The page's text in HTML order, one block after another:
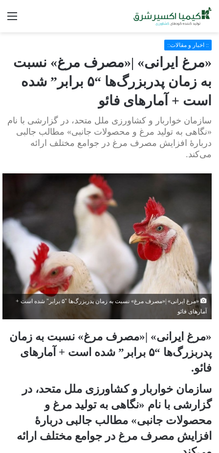
:: اخبار و مقالات::
«مرغ ایرانی» |«مصرف مرغ» نسبت
به زمان پدربزرگ‌ها “۵ برابر” شده
است + آمارهای فائو
سازمان خواربار و کشاورزی ملل متحد، در گزارشی با نام
«نگاهی به تولید مرغ و محصولات جانبی» مطالب جالبی
دربارۀ افزایش مصرف مرغ در جوامع مختلف ارائه
می‌کند.
«مرغ ایرانی» |«مصرف مرغ» نسبت به زمان پدربزرگ‌ها "۵ برابر" شده است +
آمارهای فائو
«مرغ ایرانی» |«مصرف مرغ» نسبت به زمان
پدربزرگ‌ها “۵ برابر” شده است + آمارهای
فائو.
سازمان خواربار و کشاورزی ملل متحد، در
گزارشی با نام «نگاهی به تولید مرغ و
محصولات جانبی» مطالب جالبی دربارۀ
افزایش مصرف مرغ در جوامع مختلف ارائه